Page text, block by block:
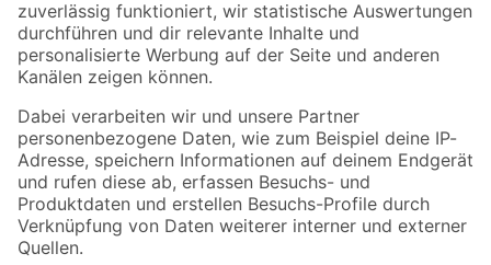
Zur Newsletter Anmeldung
Folge uns
Zahlungsarten Versandarten